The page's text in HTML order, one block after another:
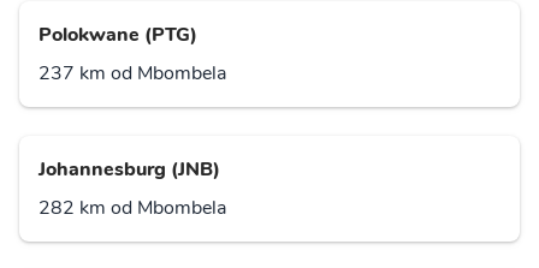
Polokwane (PTG)
237 km od Mbombela
Johannesburg (JNB)
282 km od Mbombela